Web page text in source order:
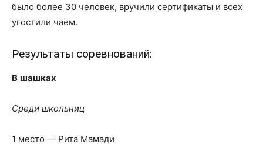
было более 30 человек, вручили сертификаты и всех
угостили чаем.
Результаты соревнований:
В шашках
Среди школьниц
1 место — Рита Мамади